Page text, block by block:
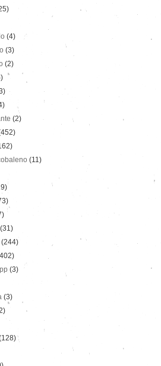
(4)
(3)
(2)
(2)
(11)
(31)
(244)
(3)
(3)